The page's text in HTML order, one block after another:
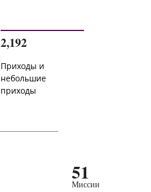
2,192
Приходы и
небольшие
приходы
51
Миссии